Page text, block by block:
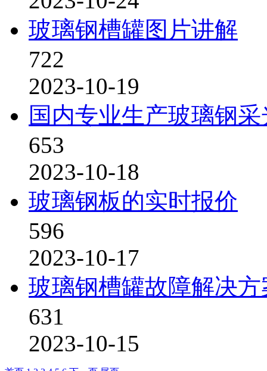
玻璃钢槽罐图片讲解
722
2023-10-19
国内专业生产玻璃钢
653
2023-10-18
玻璃钢板的实时报价
596
2023-10-17
玻璃钢槽罐故障解决方
631
2023-10-15